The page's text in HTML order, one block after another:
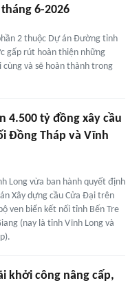
6-2026
2 thuộc Dự án Đường tỉnh
gấp rút hoàn thiện những
cùng và sẽ hoàn thành trong
4.500 tỷ đồng xây cầu
Đồng Tháp và Vĩnh
Long vừa ban hành quyết định
Xây dựng cầu Cửa Đại trên
ven biển kết nối tỉnh Bến Tre
(nay là tỉnh Vĩnh Long và
khởi công nâng cấp,